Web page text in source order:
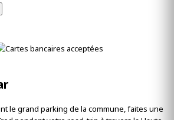
le grand parking de la commune, faites une